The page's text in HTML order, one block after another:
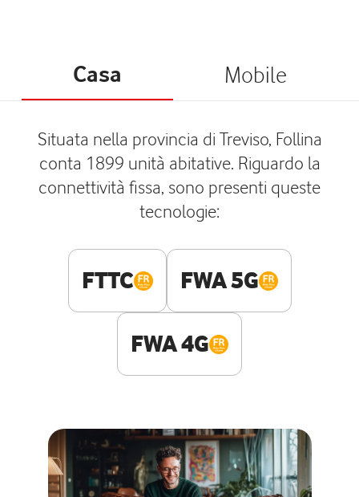
Casa Mobile
Situata nella provincia di Treviso, Follina
conta 1899 unità abitative. Riguardo la
connettività fissa, sono presenti queste
tecnologie:
FTTC FWA 5G
FWA 4G